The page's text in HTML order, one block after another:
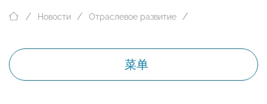
Новости Отраслевое развитие
菜单